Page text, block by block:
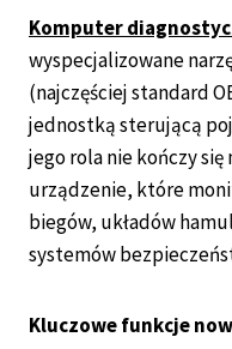
Komputer
wyspecjalizowane
(najczęściej standard
jednostką sterującą
jego rola nie kończy się
urządzenie, które
biegów, układów
systemów
Kluczowe funkcje